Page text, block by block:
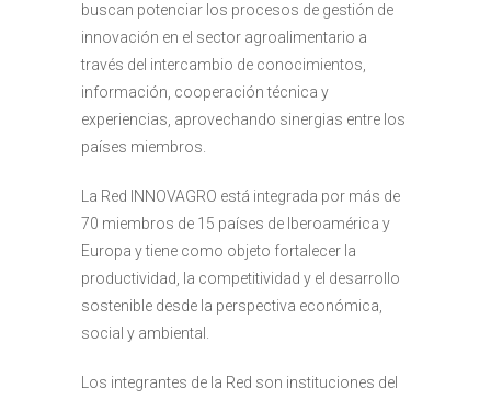
buscan potenciar los procesos de gestión de
innovación en el sector agroalimentario a
través del intercambio de conocimientos,
información, cooperación técnica y
experiencias, aprovechando sinergias entre los
países miembros.
La Red INNOVAGRO está integrada por más de
70 miembros de 15 países de Iberoamérica y
Europa y tiene como objeto fortalecer la
productividad, la competitividad y el desarrollo
sostenible desde la perspectiva económica,
social y ambiental.
Los integrantes de la Red son instituciones del